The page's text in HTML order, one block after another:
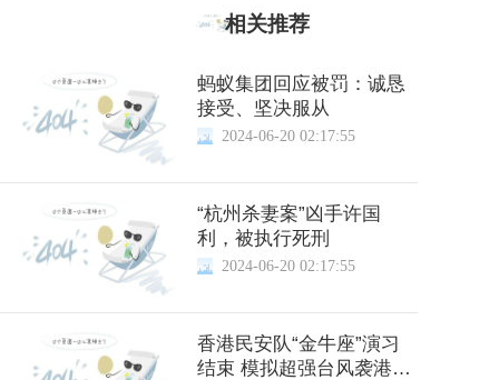
相关推荐
蚂蚁集团回应被罚：诚恳
接受、坚决服从
2024-06-20 02:17:55
“杭州杀妻案”凶手许国
利，被执行死刑
2024-06-20 02:17:55
香港民安队“金牛座”演习
结束 模拟超强台风袭港拯